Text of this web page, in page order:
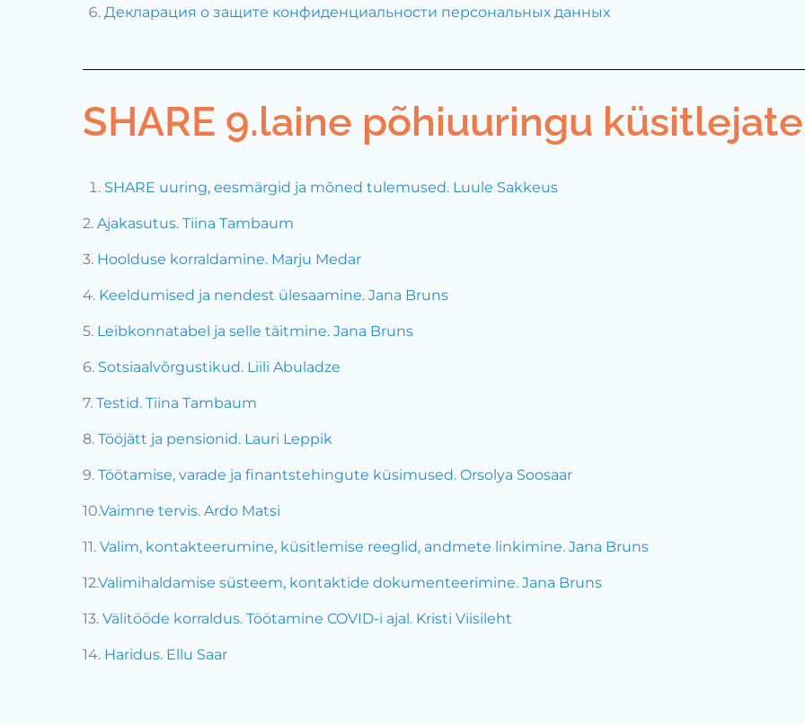
Декларация о защите конфиденциальности персональных данных
SHARE 9.laine põhiuuringu
SHARE uuring, eesmärgid ja mõned tulemused. Luule Sakkeus
2.Ajakasutus. Tiina Tambaum
3. Hoolduse korraldamine. Marju Medar
4. Keeldumised ja nendest ülesaamine. Jana Bruns
5. Leibkonnatabel ja selle täitmine. Jana Bruns
6. Sotsiaalvõrgustikud. Liili Abuladze
7.Testid. Tiina Tambaum
8.Tööjätt ja pensionid. Lauri Leppik
9.Töötamise, varade ja finantstehingute küsimused. Orsolya Soosaar
10.Vaimne tervis. Ardo Matsi
11.Valim, kontakteerumine, küsitlemise reeglid, andmete linkimine. Jana Bruns
12.Valimihaldamise süsteem, kontaktide dokumenteerimine. Jana Bruns
13.Välitööde korraldus. Töötamine COVID-i ajal. Kristi Viisileht
14. Haridus. Ellu Saar